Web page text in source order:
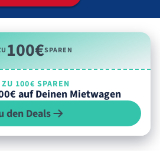
100€SPAREN
100€ SPAREN
auf Deinen Mietwagen
den Deals